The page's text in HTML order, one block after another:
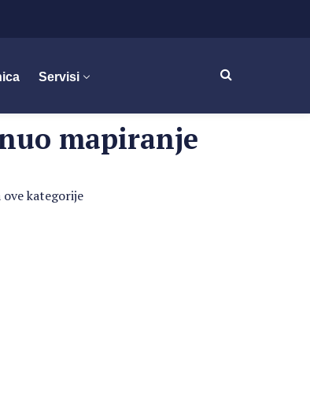
Servisi
mapiranje
kategorije